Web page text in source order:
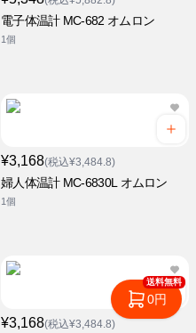
電子体温計 MC-682 オムロン
1個
¥3,168(税込¥3,484.8)
婦人体温計 MC-6830L オムロン
1個
¥3,168(税込¥3,484.8)
送料無料
0円